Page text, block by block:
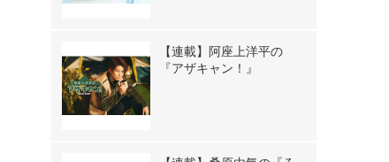
【連載】阿座上洋平の
『アザキャン！』